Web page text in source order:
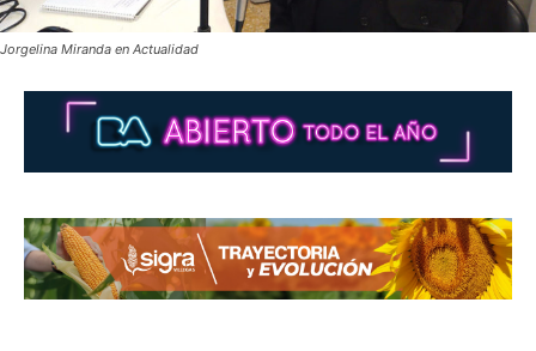
Jorgelina Miranda en Actualidad